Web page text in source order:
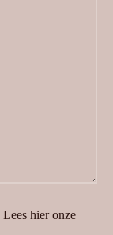
Lees hier onze